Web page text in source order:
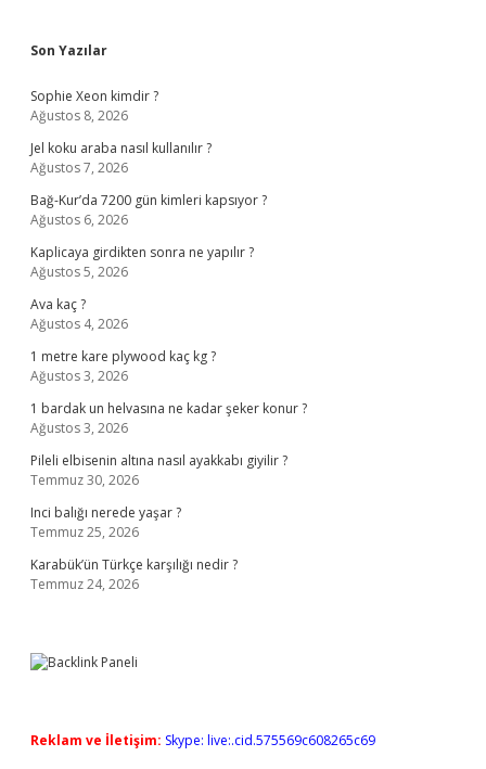
Sidebar
Son Yazılar
Sophie Xeon kimdir ?
Ağustos 8, 2026
Jel koku araba nasıl kullanılır ?
Ağustos 7, 2026
Bağ-Kur’da 7200 gün kimleri kapsıyor ?
Ağustos 6, 2026
Kaplicaya girdikten sonra ne yapılır ?
Ağustos 5, 2026
Ava kaç ?
Ağustos 4, 2026
1 metre kare plywood kaç kg ?
Ağustos 3, 2026
1 bardak un helvasına ne kadar şeker konur ?
Ağustos 3, 2026
Pileli elbisenin altına nasıl ayakkabı giyilir ?
Temmuz 30, 2026
Inci balığı nerede yaşar ?
Temmuz 25, 2026
Karabük’ün Türkçe karşılığı nedir ?
Temmuz 24, 2026
Reklam ve İletişim: Skype: live:.cid.575569c608265c69